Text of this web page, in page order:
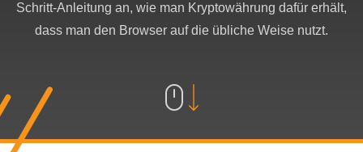
Schritt-Anleitung an, wie man Kryptowährung dafür erhält,
dass man den Browser auf die übliche Weise nutzt.